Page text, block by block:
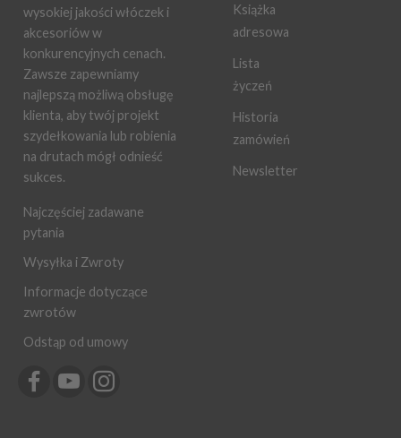
wysokiej jakości włóczek i
akcesoriów w
konkurencyjnych cenach.
Zawsze zapewniamy
najlepszą możliwą obsługę
klienta, aby twój projekt
szydełkowania lub robienia
na drutach mógł odnieść
sukces.
Najczęściej zadawane
pytania
Wysyłka i Zwroty
Informacje dotyczące
zwrotów
Odstąp od umowy
Książka
adresowa
Lista
życzeń
Historia
zamówień
Newsletter